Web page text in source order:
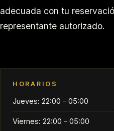
adecuada con tu
representante autorizado.
HORARIOS
Jueves: 22:00 – 05:00
Viernes: 22:00 – 05:00